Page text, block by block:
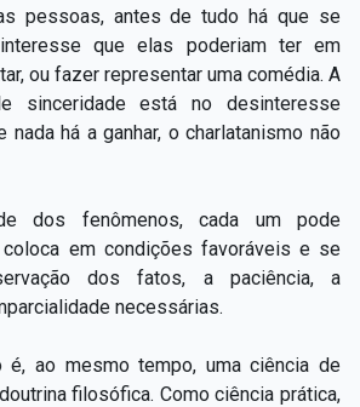
pessoas, antes de tudo há que se
que elas poderiam ter em
ou fazer representar uma comédia. A
sinceridade está no desinteresse
há a ganhar, o charlatanismo não
dos fenômenos, cada um pode
em condições favoráveis e se
dos fatos, a paciência, a
necessárias.
ao mesmo tempo, uma ciência de
filosófica. Como ciência prática,